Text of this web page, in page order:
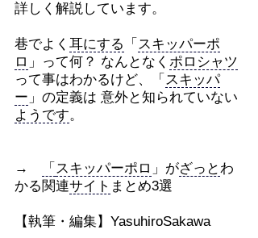
詳しく解説しています。
巷でよく 耳にする 「 スキッパーポ
ロ 」って何？ なんとなく ポロシャツ
って事はわかるけど、「 スキッパ
ー 」の定義は 意外と知られていない
ようです。
→ 「 スキッパーポロ 」がざっとわ
かる関連サイト まとめ3選
【執筆・編集】YasuhiroSakawa